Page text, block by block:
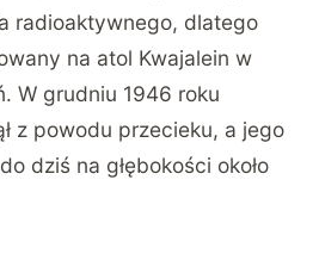
radioaktywnego, dlatego
na atol Kwajalein w
W grudniu 1946 roku
z powodu przecieku, a jego
dziś na głębokości około